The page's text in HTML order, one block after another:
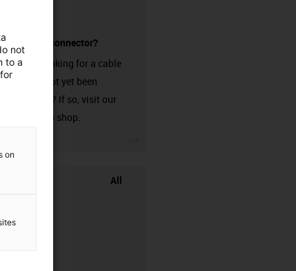
without a connector?
Are you looking for a cable
that has not yet been
harnessed? If so, visit our
chainflex® shop.
All
not
to a
on